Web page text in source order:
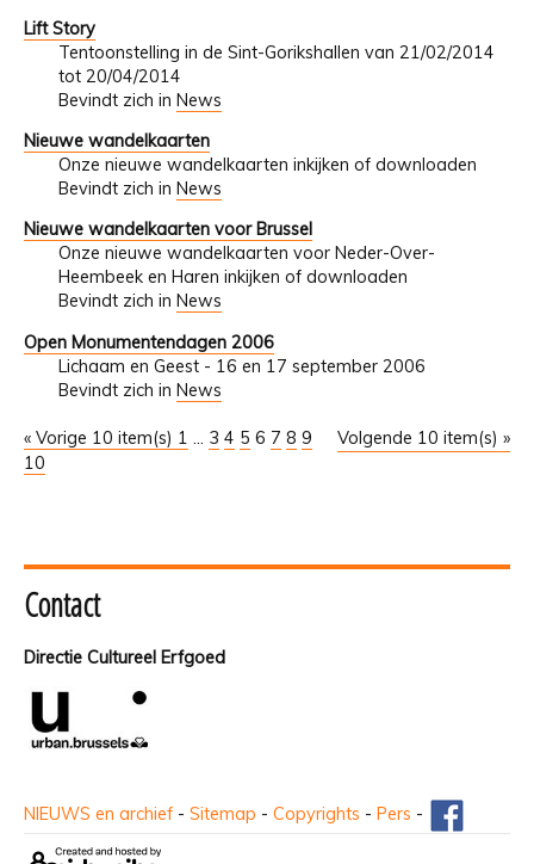
Lift Story
Tentoonstelling in de Sint-Gorikshallen van 21/02/2014
tot 20/04/2014
Bevindt zich in News
Nieuwe wandelkaarten
Onze nieuwe wandelkaarten inkijken of downloaden
Bevindt zich in News
Nieuwe wandelkaarten voor Brussel
Onze nieuwe wandelkaarten voor Neder-Over-
Heembeek en Haren inkijken of downloaden
Bevindt zich in News
Open Monumentendagen 2006
Lichaam en Geest - 16 en 17 september 2006
Bevindt zich in News
« Vorige 10 item(s) Volgende 10 item(s) »
1 ... 3 4 5 6 7 8 9
10
Contact
Directie Cultureel Erfgoed
NIEUWS en archief - Sitemap - Copyrights - Pers -